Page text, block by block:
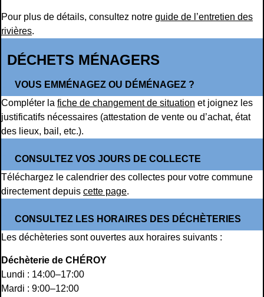
Pour plus de détails, consultez notre guide de l’entretien des
rivières.
DÉCHETS MÉNAGERS
VOUS EMMÉNAGEZ OU DÉMÉNAGEZ ?
Compléter la fiche de changement de situation et joignez les
justificatifs nécessaires (attestation de vente ou d’achat, état
des lieux, bail, etc.).
CONSULTEZ VOS JOURS DE COLLECTE
Téléchargez le calendrier des collectes pour votre commune
directement depuis cette page.
CONSULTEZ LES HORAIRES DES DÉCHÈTERIES
Les déchèteries sont ouvertes aux horaires suivants :
Déchèterie de CHÉROY
Lundi : 14:00–17:00
Mardi : 9:00–12:00